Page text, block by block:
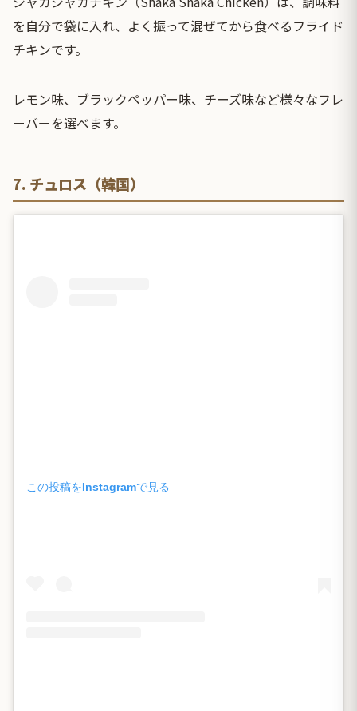
を自分で袋に入れ、よく振って混ぜてから食べるフライド
チキンです。
レモン味、ブラックペッパー味、チーズ味など様々なフレ
ーバーを選べます。
7. チュロス（韓国）
この投稿をInstagramで見る